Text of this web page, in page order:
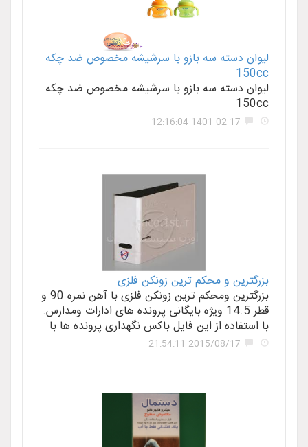
ليوان دسته سه بازو با سرشيشه مخصوص ضد چکه
150cc
ليوان دسته سه بازو با سرشيشه مخصوص ضد چکه
150cc
1401-02-17 12:16:04
بزرگترین و محکم ترین زونکن فلزی
بزرگترین ومحکم ترین زونکن فلزی با آهن نمره 90 و
قطر 14.5 ویژه بایگانی پرونده های ادارات ومدارس.
با استفاده از این فایل باکس نگهداری پرونده ها با
2015/08/17 21:54:11